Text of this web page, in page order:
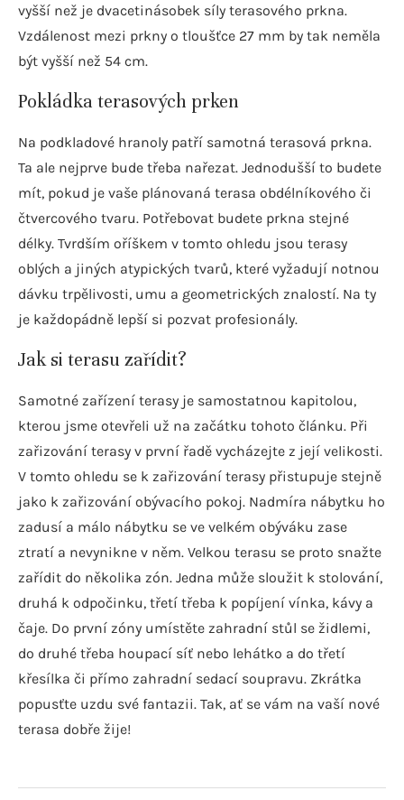
vyšší než je dvacetinásobek síly terasového prkna.
Vzdálenost mezi prkny o tloušťce 27 mm by tak neměla
být vyšší než 54 cm.
Pokládka terasových prken
Na podkladové hranoly patří samotná terasová prkna.
Ta ale nejprve bude třeba nařezat. Jednodušší to budete
mít, pokud je vaše plánovaná terasa obdélníkového či
čtvercového tvaru. Potřebovat budete prkna stejné
délky. Tvrdším oříškem v tomto ohledu jsou terasy
oblých a jiných atypických tvarů, které vyžadují notnou
dávku trpělivosti, umu a geometrických znalostí. Na ty
je každopádně lepší si pozvat profesionály.
Jak si terasu zařídit?
Samotné zařízení terasy je samostatnou kapitolou,
kterou jsme otevřeli už na začátku tohoto článku. Při
zařizování terasy v první řadě vycházejte z její velikosti.
V tomto ohledu se k zařizování terasy přistupuje stejně
jako k zařizování obývacího pokoj. Nadmíra nábytku ho
zadusí a málo nábytku se ve velkém obýváku zase
ztratí a nevynikne v něm. Velkou terasu se proto snažte
zařídit do několika zón. Jedna může sloužit k stolování,
druhá k odpočinku, třetí třeba k popíjení vínka, kávy a
čaje. Do první zóny umístěte zahradní stůl se židlemi,
do druhé třeba houpací síť nebo lehátko a do třetí
křesílka či přímo zahradní sedací soupravu. Zkrátka
popusťte uzdu své fantazii. Tak, ať se vám na vaší nové
terasa dobře žije!